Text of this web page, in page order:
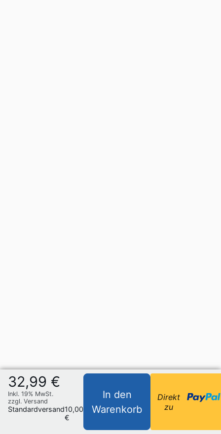
32,99 €
Inkl. 19% MwSt.
zzgl. Versand
Standardversand10,00
€
In den
Warenkorb
Direkt
zu